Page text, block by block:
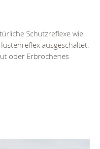
Schutzreflexe wie
ausgeschaltet.
oder Erbrochenes